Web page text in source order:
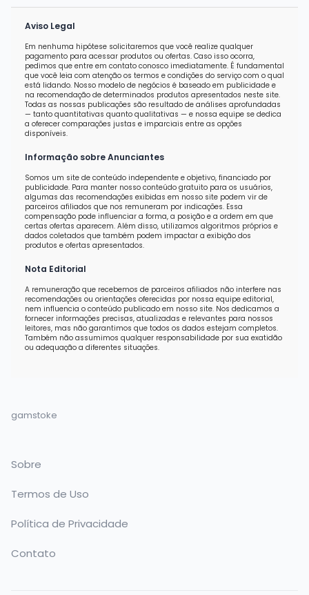
Aviso Legal
Em nenhuma hipótese solicitaremos que você realize qualquer
pagamento para acessar produtos ou ofertas. Caso isso ocorra,
pedimos que entre em contato conosco imediatamente. É fundamental
que você leia com atenção os termos e condições do serviço com o qual
está lidando. Nosso modelo de negócios é baseado em publicidade e
na recomendação de determinados produtos apresentados neste site.
Todas as nossas publicações são resultado de análises aprofundadas
— tanto quantitativas quanto qualitativas — e nossa equipe se dedica
a oferecer comparações justas e imparciais entre as opções
disponíveis.
Informação sobre Anunciantes
Somos um site de conteúdo independente e objetivo, financiado por
publicidade. Para manter nosso conteúdo gratuito para os usuários,
algumas das recomendações exibidas em nosso site podem vir de
parceiros afiliados que nos remuneram por indicações. Essa
compensação pode influenciar a forma, a posição e a ordem em que
certas ofertas aparecem. Além disso, utilizamos algoritmos próprios e
dados coletados que também podem impactar a exibição dos
produtos e ofertas apresentados.
Nota Editorial
A remuneração que recebemos de parceiros afiliados não interfere nas
recomendações ou orientações oferecidas por nossa equipe editorial,
nem influencia o conteúdo publicado em nosso site. Nos dedicamos a
fornecer informações precisas, atualizadas e relevantes para nossos
leitores, mas não garantimos que todos os dados estejam completos.
Também não assumimos qualquer responsabilidade por sua exatidão
ou adequação a diferentes situações.
gamstoke
Sobre
Termos de Uso
Política de Privacidade
Contato